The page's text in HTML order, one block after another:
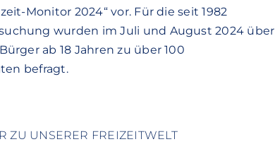
Monitor 2024“ vor. Für die seit 1982
wurden im Juli und August 2024 über
ab 18 Jahren zu über 100
befragt.
ZU UNSERER FREIZEITWELT